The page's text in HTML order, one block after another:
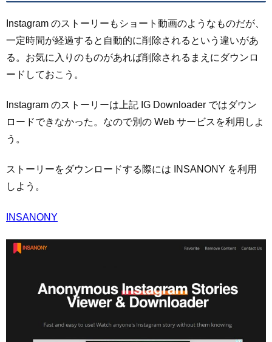
Instagram のストーリーもショート動画のようなものだが、
一定時間が経過すると自動的に削除されるという違いがあ
る。お気に入りのものがあれば削除されるまえにダウンロ
ードしておこう。
Instagram のストーリーは上記 IG Downloader ではダウン
ロードできなかった。なので別の Web サービスを利用しよ
う。
ストーリーをダウンロードする際には INSANONY を利用
しよう。
INSANONY